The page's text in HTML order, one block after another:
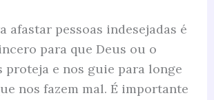
afastar pessoas indesejadas é
para que Deus ou o
proteja e nos guie para longe
nos fazem mal. É importante